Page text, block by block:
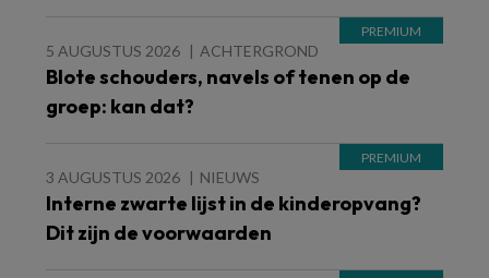
5 AUGUSTUS 2026 ACHTERGROND
Blote schouders, navels of tenen op de
groep: kan dat?
3 AUGUSTUS 2026 NIEUWS
Interne zwarte lijst in de kinderopvang?
Dit zijn de voorwaarden